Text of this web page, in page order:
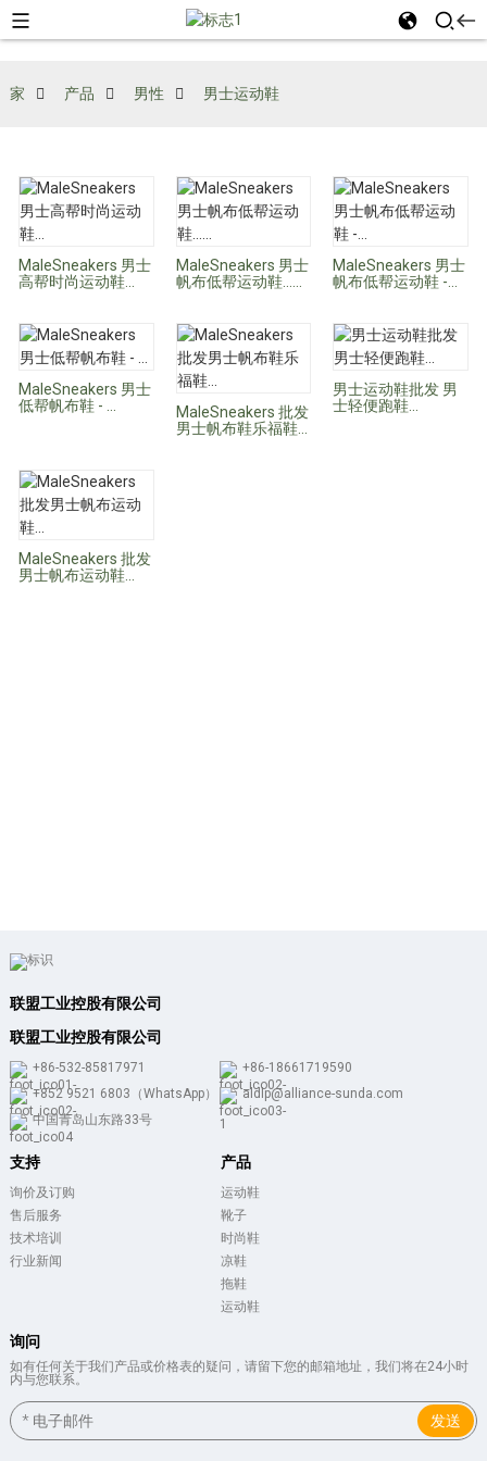
家 产品 男性 男士运动鞋
MaleSneakers 男士
高帮时尚运动鞋...
MaleSneakers 男士
帆布低帮运动鞋……
MaleSneakers 男士
帆布低帮运动鞋 -...
MaleSneakers 男士
低帮帆布鞋 - ...
MaleSneakers 批发
男士帆布鞋乐福鞋...
男士运动鞋批发 男
士轻便跑鞋...
MaleSneakers 批发
男士帆布运动鞋...
联盟工业控股有限公司
联盟工业控股有限公司
+86-532-85817971
+86-18661719590
+852 9521 6803（WhatsApp）
aldlp@alliance-sunda.com
中国青岛山东路33号
支持
询价及订购
售后服务
技术培训
行业新闻
产品
运动鞋
靴子
时尚鞋
凉鞋
拖鞋
运动鞋
询问
如有任何关于我们产品或价格表的疑问，请留下您的邮箱地址，我们将在24小时
内与您联系。
发送